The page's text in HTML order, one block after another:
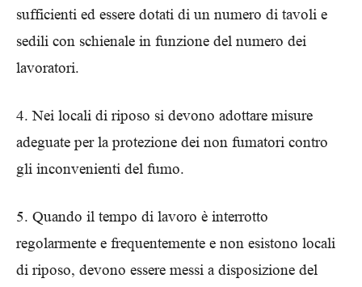
sufficienti ed essere dotati di un numero di tavoli e
sedili con schienale in funzione del numero dei
lavoratori.
4. Nei locali di riposo si devono adottare misure
adeguate per la protezione dei non fumatori contro
gli inconvenienti del fumo.
5. Quando il tempo di lavoro è interrotto
regolarmente e frequentemente e non esistono locali
di riposo, devono essere messi a disposizione del